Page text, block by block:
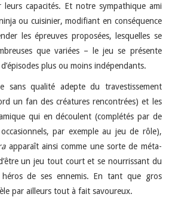
leurs capacités. Et notre sympathique ami
ou cuisinier, modifiant en conséquence
les épreuves proposées, lesquelles se
que variées – le jeu se présente
plus ou moins indépendants.
sans qualité adepte du travestissement
un fan des créatures rencontrées) et les
qui en découlent (complétés par de
par exemple au jeu de rôle),
apparaît ainsi comme une sorte de méta-
un jeu tout court et se nourrissant du
héros de ses ennemis. En tant que gros
par ailleurs tout à fait savoureux.